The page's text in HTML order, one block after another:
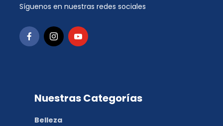
Síguenos en nuestras redes sociales
Nuestras Categorías
Belleza